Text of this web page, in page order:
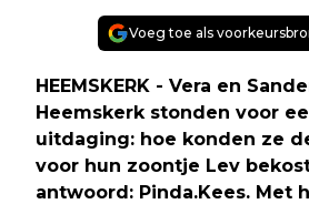
Voeg toe als
HEEMSKERK - Vera en
Heemskerk stonden voor
uitdaging: hoe konden ze
voor hun zoontje Lev
antwoord: Pinda.Kees. Met